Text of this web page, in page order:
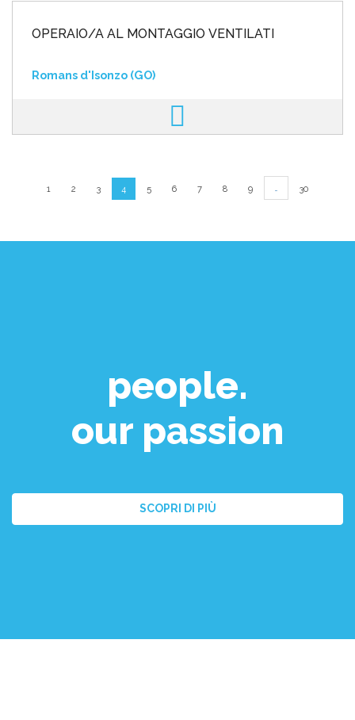
OPERAIO/A AL MONTAGGIO VENTILATI
Romans d'Isonzo (GO)
1 2 3 4 5 6 7 8 9 30
people.
our passion
SCOPRI DI PIÙ